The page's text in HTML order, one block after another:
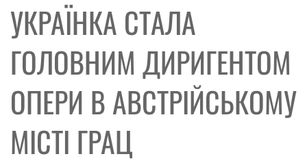
УКРАЇНКА СТАЛА
ГОЛОВНИМ ДИРИГЕНТОМ
ОПЕРИ В АВСТРІЙСЬКОМУ
МІСТІ ГРАЦ